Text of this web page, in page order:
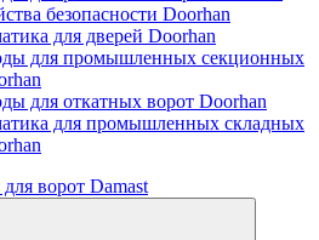
безопасности Doorhan
для дверей Doorhan
для промышленных секционных
для откатных ворот Doorhan
для промышленных складных
ворот Damast